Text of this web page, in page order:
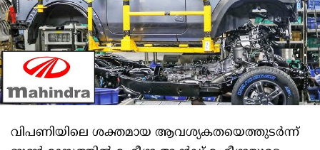
വിപണിയിലെ ശക്തമായ ആവശ്യകതയെത്തുടർന്ന്